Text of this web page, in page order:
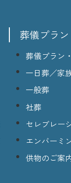
葬儀プラ
葬儀プラン
一日葬／家
一般葬
社葬
セレブレー
エンバーミ
供物のご案